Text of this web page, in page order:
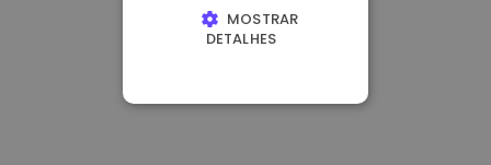
MOSTRAR
DETALHES